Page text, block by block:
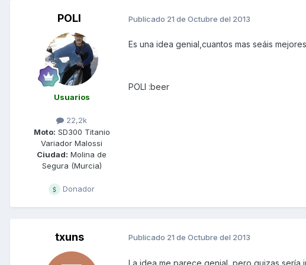
POLI
Usuarios
22,2k
Moto: SD300 Titanio
Variador Malossi
Ciudad: Molina de
Segura (Murcia)
Donador
Publicado 21 de Octubre del 2013
Es una idea genial,cuantos mas seáis
POLI :beer
txuns Publicado 21 de Octubre del 2013
La idea me parece genial, pero quizas